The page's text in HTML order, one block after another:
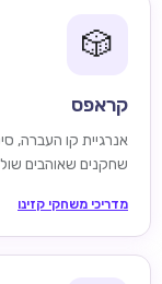
🎲
קראפס
אנרגיית קו העברה,
שחקנים שאוהבים
מדריכי משחקי קזינו